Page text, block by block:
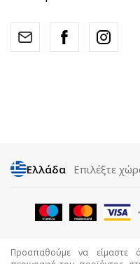
Ελλάδα Επιλέξτε
Προσπαθούμε να είμαστε